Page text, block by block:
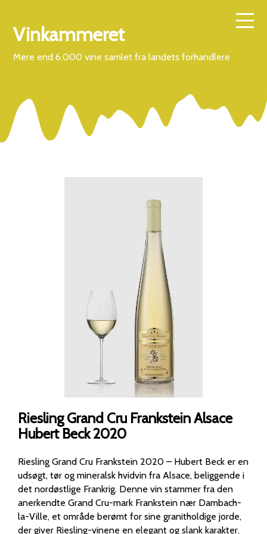
Vinkammeret
Mere end 6.000 vine samlet fra landets forhandlere
Riesling Grand Cru Frankstein Alsace
Hubert Beck 2020
Riesling Grand Cru Frankstein 2020 – Hubert Beck er en
udsøgt, tør og mineralsk hvidvin fra Alsace, beliggende i
det nordøstlige Frankrig. Denne vin stammer fra den
anerkendte Grand Cru-mark Frankstein nær Dambach-
la-Ville, et område berømt for sine granitholdige jorde,
der giver Riesling-vinene en elegant og slank karakter.